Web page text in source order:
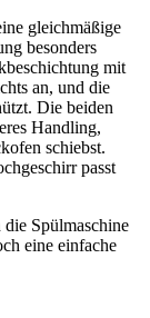
gleichmäßige
besonders
mit
an, und die
Die beiden
Handling,
schiebst.
passt
Spülmaschine
eine einfache